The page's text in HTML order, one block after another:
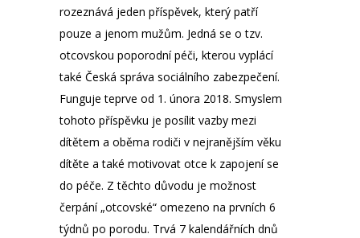
rozeznává jeden příspěvek, který patří
pouze a jenom mužům. Jedná se o tzv.
otcovskou poporodní péči, kterou vyplácí
také Česká správa sociálního zabezpečení.
Funguje teprve od 1. února 2018. Smyslem
tohoto příspěvku je posílit vazby mezi
dítětem a oběma rodiči v nejranějším věku
dítěte a také motivovat otce k zapojení se
do péče. Z těchto důvodu je možnost
čerpání „otcovské“ omezeno na prvních 6
týdnů po porodu. Trvá 7 kalendářních dnů